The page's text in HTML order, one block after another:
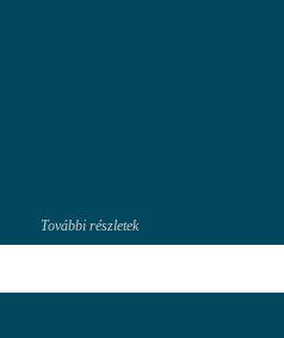
További részletek